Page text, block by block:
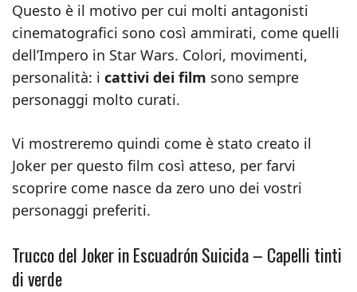
Questo è il motivo per cui molti antagonisti
cinematografici sono così ammirati, come quelli
dell’Impero in Star Wars. Colori, movimenti,
personalità: i cattivi dei film sono sempre
personaggi molto curati.
Vi mostreremo quindi come è stato creato il
Joker per questo film così atteso, per farvi
scoprire come nasce da zero uno dei vostri
personaggi preferiti.
Trucco del Joker in Escuadrón Suicida – Capelli tinti
di verde